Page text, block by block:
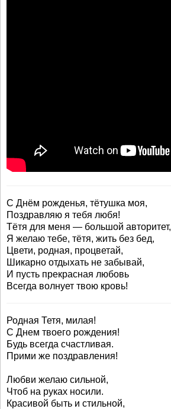
С Днём рожденья, тётушка моя,
Поздравляю я тебя любя!
Тётя для меня — большой авторитет,
Я желаю тебе, тётя, жить без бед,
Цвети, родная, процветай,
Шикарно отдыхать не забывай,
И пусть прекрасная любовь
Всегда волнует твою кровь!
Родная Тетя, милая!
С Днем твоего рождения!
Будь всегда счастливая.
Прими же поздравления!
Любви желаю сильной,
Чтоб на руках носили.
Красивой быть и стильной,